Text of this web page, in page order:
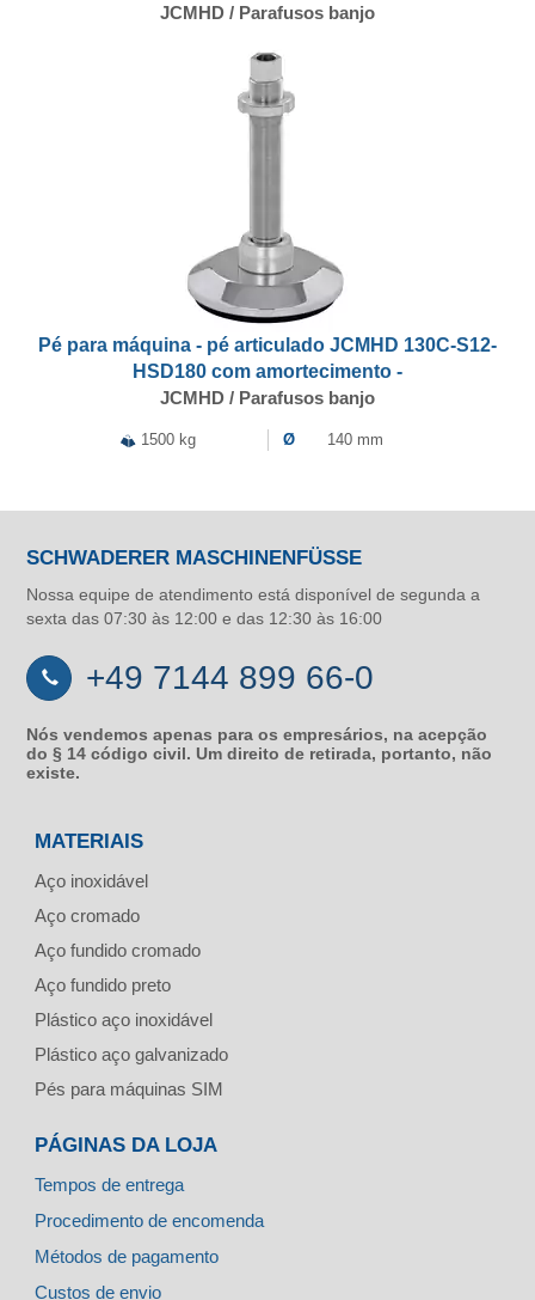
JCMHD / Parafusos banjo
Pé para máquina - pé articulado JCMHD 130C-S12-
HSD180 com amortecimento -
JCMHD / Parafusos banjo
1500 kg Ø 140 mm
SCHWADERER MASCHINENFÜSSE
Nossa equipe de atendimento está disponível de segunda a
sexta das 07:30 às 12:00 e das 12:30 às 16:00
+49 7144 899 66-0
Nós vendemos apenas para os empresários, na acepção
do § 14 código civil. Um direito de retirada, portanto, não
existe.
MATERIAIS
Aço inoxidável
Aço cromado
Aço fundido cromado
Aço fundido preto
Plástico aço inoxidável
Plástico aço galvanizado
Pés para máquinas SIM
PÁGINAS DA LOJA
Tempos de entrega
Procedimento de encomenda
Métodos de pagamento
Custos de envio